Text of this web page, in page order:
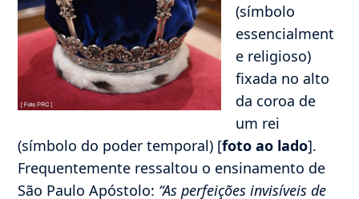
(símbolo
essencialment
e religioso)
fixada no alto
da coroa de
um rei
(símbolo do poder temporal) [foto ao lado].
Frequentemente ressaltou o ensinamento de
São Paulo Apóstolo: “As perfeições invisíveis de